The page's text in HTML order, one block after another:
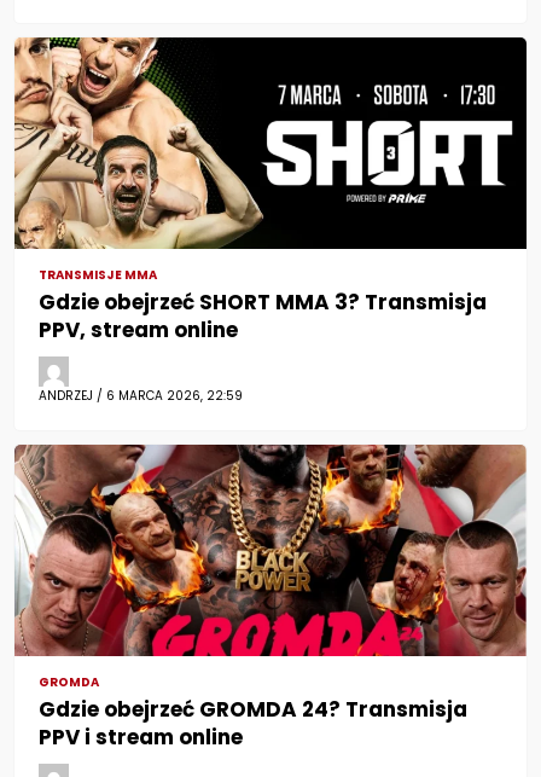
TRANSMISJE MMA
Gdzie obejrzeć SHORT MMA 3? Transmisja
PPV, stream online
ANDRZEJ / 6 MARCA 2026, 22:59
GROMDA
Gdzie obejrzeć GROMDA 24? Transmisja
PPV i stream online